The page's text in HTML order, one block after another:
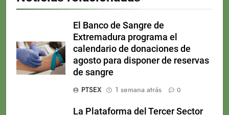
El Banco de Sangre de
Extremadura programa el
calendario de donaciones de
agosto para disponer de reservas
de sangre
PTSEX
1 semana atrás 0
La Plataforma del Tercer Sector